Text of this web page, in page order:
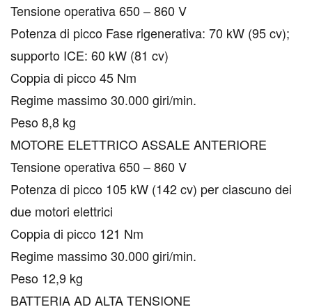
Tensione operativa 650 – 860 V
Potenza di picco Fase rigenerativa: 70 kW (95 cv);
supporto ICE: 60 kW (81 cv)
Coppia di picco 45 Nm
Regime massimo 30.000 giri/min.
Peso 8,8 kg
MOTORE ELETTRICO ASSALE ANTERIORE
Tensione operativa 650 – 860 V
Potenza di picco 105 kW (142 cv) per ciascuno dei
due motori elettrici
Coppia di picco 121 Nm
Regime massimo 30.000 giri/min.
Peso 12,9 kg
BATTERIA AD ALTA TENSIONE